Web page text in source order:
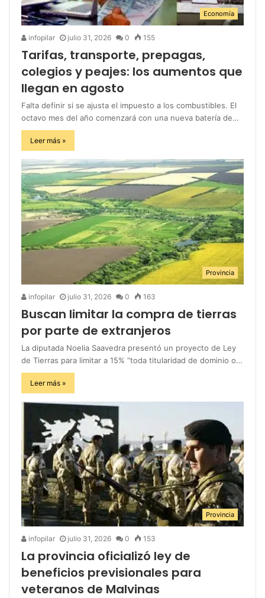
Economía
infopilar julio 31, 2026 0 155
Tarifas, transporte, prepagas,
colegios y peajes: los aumentos que
llegan en agosto
Falta definir si se ajusta el impuesto a los combustibles. El
octavo mes del año comenzará con una nueva batería de…
Leer más »
Provincia
infopilar julio 31, 2026 0 163
Buscan limitar la compra de tierras
por parte de extranjeros
La diputada Noelia Saavedra presentó un proyecto de Ley
de Tierras para limitar a 15% “toda titularidad de dominio o…
Leer más »
Provincia
infopilar julio 31, 2026 0 153
La provincia oficializó ley de
beneficios previsionales para
veteranos de Malvinas